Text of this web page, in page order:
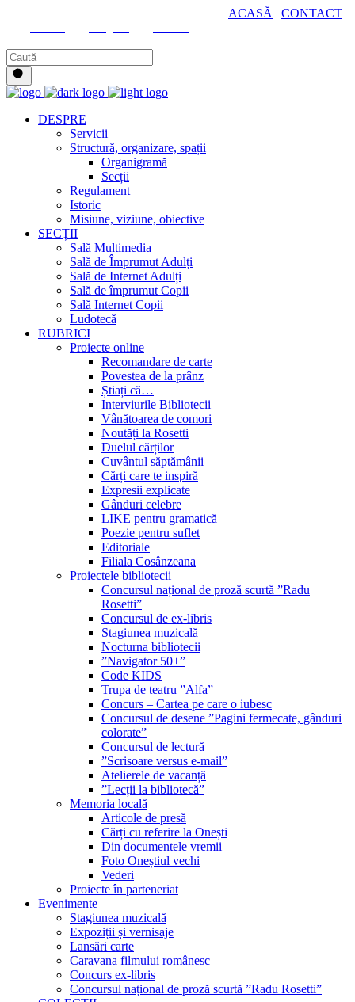
ACASĂ | CONTACT
DESPRE
Servicii
Structură, organizare, spații
Organigramă
Secții
Regulament
Istoric
Misiune, viziune, obiective
SECȚII
Sală Multimedia
Sală de Împrumut Adulți
Sală de Internet Adulți
Sală de împrumut Copii
Sală Internet Copii
Ludotecă
RUBRICI
Proiecte online
Recomandare de carte
Povestea de la prânz
Știați că…
Interviurile Bibliotecii
Vânătoarea de comori
Noutăți la Rosetti
Duelul cărților
Cuvântul săptămânii
Cărți care te inspiră
Expresii explicate
Gânduri celebre
LIKE pentru gramatică
Poezie pentru suflet
Editoriale
Filiala Cosânzeana
Proiectele bibliotecii
Concursul național de proză scurtă ”Radu
Rosetti”
Concursul de ex-libris
Stagiunea muzicală
Nocturna bibliotecii
”Navigator 50+”
Code KIDS
Trupa de teatru ”Alfa”
Concurs – Cartea pe care o iubesc
Concursul de desene ”Pagini fermecate, gânduri
colorate”
Concursul de lectură
”Scrisoare versus e-mail”
Atelierele de vacanță
”Lecții la bibliotecă”
Memoria locală
Articole de presă
Cărți cu referire la Onești
Din documentele vremii
Foto Oneștiul vechi
Vederi
Proiecte în parteneriat
Evenimente
Stagiunea muzicală
Expoziții și vernisaje
Lansări carte
Caravana filmului românesc
Concurs ex-libris
Concursul național de proză scurtă ”Radu Rosetti”